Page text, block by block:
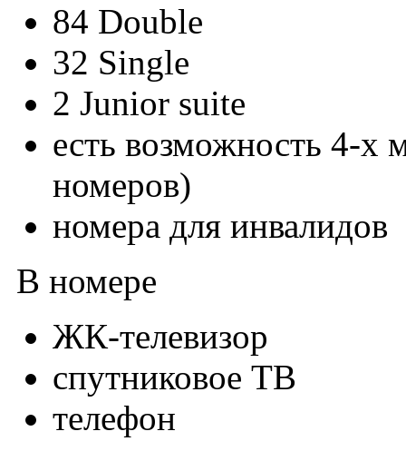
84 Double
32 Single
2 Junior suite
есть возможность 4-х
номеров)
номера для инвалидов
В номере
ЖК-телевизор
спутниковое ТВ
телефон